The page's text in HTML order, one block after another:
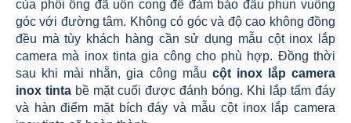
của phôi ống đã uốn cong để đảm bảo đầu phun vuông
góc với đường tâm. Không có góc và độ cao không đồng
đều mà tùy khách hàng cần sử dụng mẫu cột inox lắp
camera mà inox tinta gia công cho phù hợp. Đồng thời
sau khi mài nhẵn, gia công mẫu cột inox lắp camera
inox tinta bề mặt cuối được đánh bóng. Khi lắp tấm đáy
và hàn điểm mặt bích đáy và mẫu cột inox lắp camera